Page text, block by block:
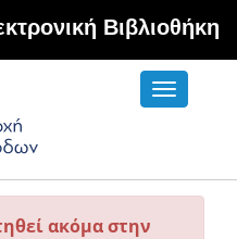
Βιβλιοθήκη
Toggle
ακόμα στην